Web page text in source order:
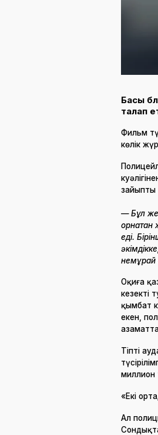
Басы
талап
Фильм
көлік
зайыпты
— Бұл
еді.
немқұрай
Оқиға
кезекті
қымбат
екен,
Тіпті
миллион
«Екі
Ал